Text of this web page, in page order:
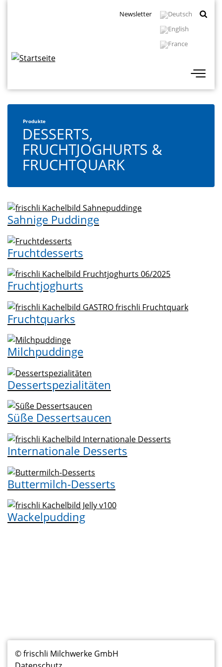
Newsletter
Produkte
DESSERTS,
FRUCHTJOGHURTS &
FRUCHTQUARK
Sahnige Puddinge
Fruchtdesserts
Fruchtjoghurts
Fruchtquarks
Milchpuddinge
Dessertspezialitäten
Süße Dessertsaucen
Internationale Desserts
Buttermilch-Desserts
Wackelpudding
Fußzeilenmenü
© frischli Milchwerke GmbH